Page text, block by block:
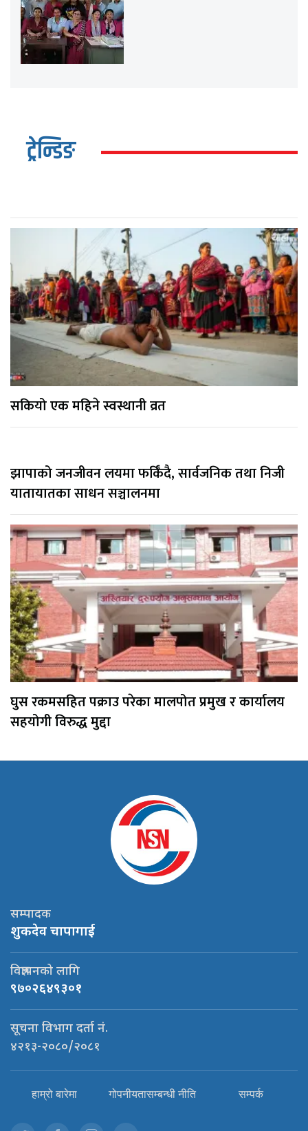
ट्रेन्डिङ
सकियो एक महिने स्वस्थानी व्रत
झापाको जनजीवन लयमा फर्किँदै, सार्वजनिक तथा निजी
यातायातका साधन सञ्चालनमा
घुस रकमसहित पक्राउ परेका मालपोत प्रमुख र कार्यालय
सहयोगी विरुद्ध मुद्दा
सम्पादक
शुकदेव चापागाई
विज्ञापनको लागि
९७०२६४९३०१
सूचना विभाग दर्ता नं.
४२१३-२०८०/२०८१
हाम्रो बारेमा गोपनीयतासम्बन्धी नीति सम्पर्क